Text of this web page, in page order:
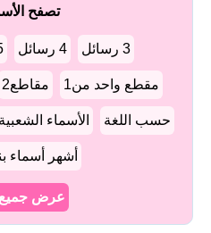
تصفح
3 رسائل 4 رسائل 5
مقطع واحد من1 مقاطع2
حسب اللغة الأسماء الشعبية
أشهر أسماء
عرض جميع